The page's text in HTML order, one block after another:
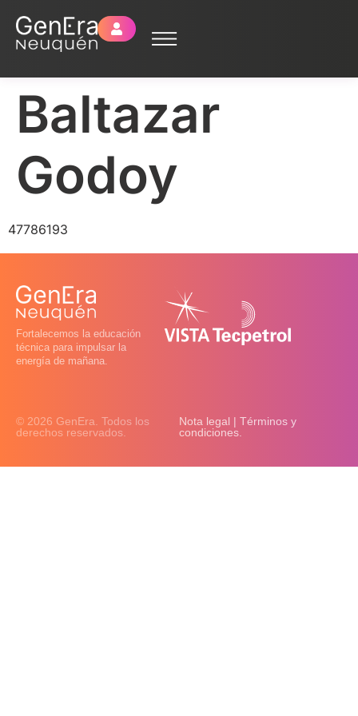
Baltazar
Godoy
47786193
Fortalecemos la educación
técnica para impulsar la
energía de mañana.
© 2026 GenEra. Todos los
derechos reservados.
Nota legal | Términos y
condiciones.